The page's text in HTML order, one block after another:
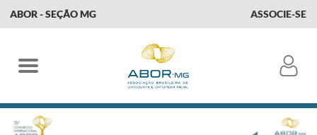
ABOR - SEÇÃO MG ASSOCIE-SE